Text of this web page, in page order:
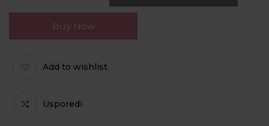
Buy Now
Add to wishlist
Usporedi